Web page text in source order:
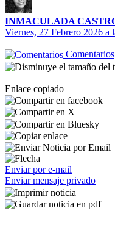
INMACULADA
Viernes, 27 Febrero 2026 a
Comentarios
Enlace copiado
Enviar por e-mail
Enviar mensaje privado